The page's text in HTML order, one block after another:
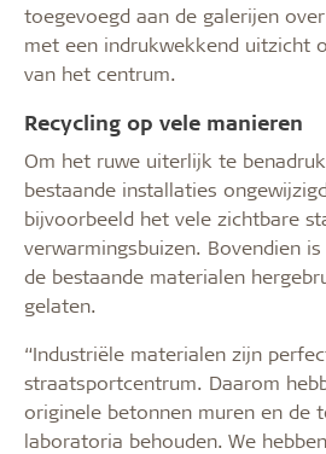
toegevoegd aan de galerijen
met een indrukwekkend uitzicht
van het centrum.
Recycling op vele manieren
Om het ruwe uiterlijk te
bestaande installaties
bijvoorbeeld het vele zichtbare
verwarmingsbuizen. Bovendien
de bestaande materialen
gelaten.
“Industriële materialen zijn
straatsportcentrum. Daarom
originele betonnen muren en de
laboratoria behouden. We